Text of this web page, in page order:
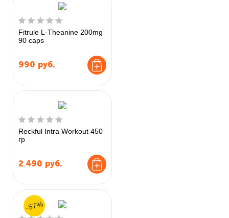
Fitrule L-Theanine 200mg
90 caps
990 руб.
Reckful Intra Workout 450
гр
2 490 руб.
-57%